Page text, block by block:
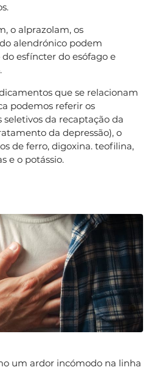
o alprazolam, os
alendrónico podem
esfíncter do esófago e
que se relacionam
podemos referir os
da recaptação da
da depressão), o
de ferro, digoxina. teofilina,
e o potássio.
um ardor incómodo na linha